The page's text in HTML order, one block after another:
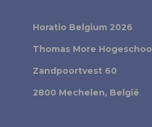
Horatio Belgium 2026
Thomas More Hogeschool
Zandpoortvest 60
2800 Mechelen, België.